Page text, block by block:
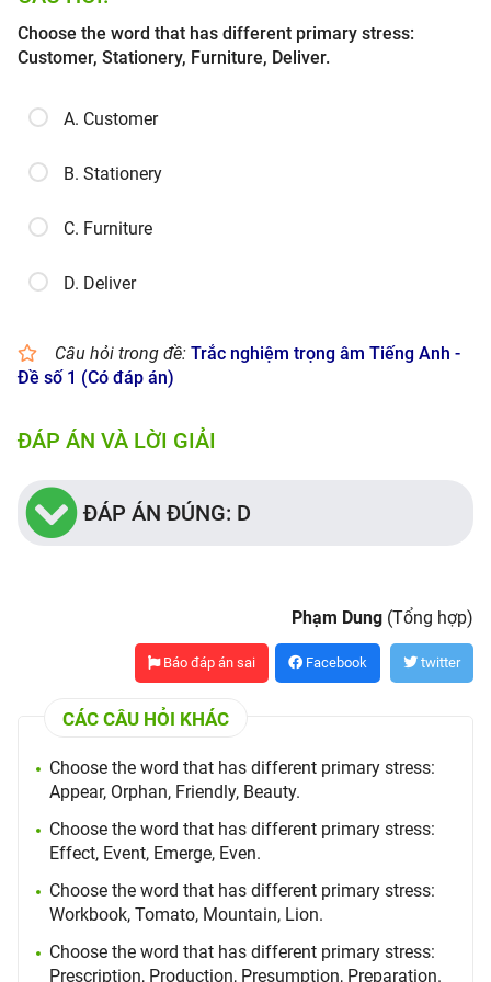
Choose the word that has different primary stress:
Customer, Stationery, Furniture, Deliver.
A. Customer
B. Stationery
C. Furniture
D. Deliver
Câu hỏi trong đề: ​Trắc nghiệm trọng âm Tiếng Anh -
Đề số 1 (Có đáp án)
ĐÁP ÁN VÀ LỜI GIẢI
ĐÁP ÁN ĐÚNG: D
Phạm Dung (Tổng hợp)
Báo đáp án sai Facebook twitter
CÁC CÂU HỎI KHÁC
Choose the word that has different primary stress:
Appear, Orphan, Friendly, Beauty.
Choose the word that has different primary stress:
Effect, Event, Emerge, Even.
Choose the word that has different primary stress:
Workbook, Tomato, Mountain, Lion.
Choose the word that has different primary stress:
Prescription, Production, Presumption, Preparation.